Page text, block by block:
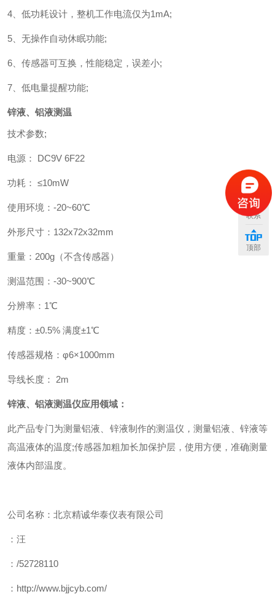
4 、低功耗设计，整机工作电流仅为1mA;
5 、无操作自动休眠功能;
6 、传感器可互换，性能稳定，误差小;
7 、低电量提醒功能;
锌液、铝液测温
技术参数;
电源： DC9V 6F22
功耗： ≤10mW
使用环境： -20~60℃
外形尺寸： 132x72x32mm
重量： 200g（不含传感器）
测温范围： -30~900℃
分辨率： 1℃
精度： ±0.5% 满度±1℃
传感器规格： φ6×1000mm
导线长度： 2m
锌液、铝液测温仪应用领域：
此产品专门为测量铝液、锌液制作的测温仪，测量铝液、锌液等
高温液体的温度;传感器加粗加长加保护层，使用方便，准确测量
液体内部温度。
公司名称：北京精诚华泰仪表有限公司
：汪
：/52728110
：http://www.bjjcyb.com/
联系
顶部